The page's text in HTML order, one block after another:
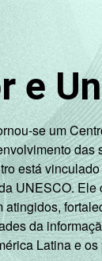
R$1801
OU MAIS
1
e
se um
das
está
UNESCO.
da
Latina e